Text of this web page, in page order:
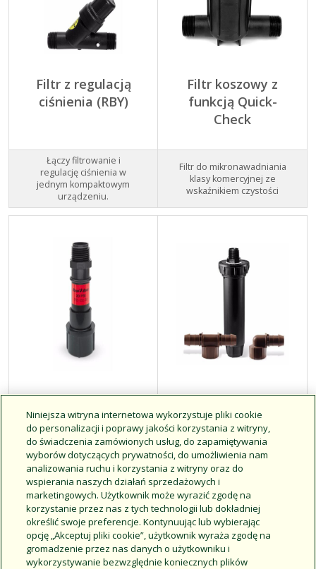
Filtr z regulacją
ciśnienia (RBY)
Łączy filtrowanie i
regulację ciśnienia w
jednym kompaktowym
urządzeniu.
Filtr koszowy z
funkcją Quick-
Check
Filtr do mikronawadniania
klasy komercyjnej ze
wskaźnikiem czystości
Regulator
ciśnienia do
modernizacji
systemu
Regulacja ciśnienia w
zakresie 30 psi na
przedłużce dowolnego
urządzenia emisyjnego z
gwintem ½” FPT
Zestaw
modernizacyjny
mikrozraszacz-
linia kroplująca
Szybkie i łatwe
przekształcenie strefy
zraszania z
niskoobjętościową strefę
nawadniania
Niniejsza witryna internetowa wykorzystuje pliki cookie
do personalizacji i poprawy jakości korzystania z witryny,
do świadczenia zamówionych usług, do zapamiętywania
wyborów dotyczących prywatności, do umożliwienia nam
analizowania ruchu i korzystania z witryny oraz do
wspierania naszych działań sprzedażowych i
marketingowych. Użytkownik może wyrazić zgodę na
korzystanie przez nas z tych technologii lub dokładniej
określić swoje preferencje. Kontynuując lub wybierając
opcję „Akceptuj pliki cookie”, użytkownik wyraża zgodę na
gromadzenie przez nas danych o użytkowniku i
wykorzystywanie bezwzględnie koniecznych plików